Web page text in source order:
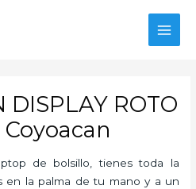
DISPLAY ROTO
de bolsillo, tienes toda la
en la palma de tu mano y a un